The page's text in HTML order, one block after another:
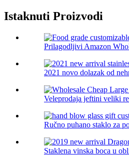
Istaknuti Proizvodi
Prilagodljivi Amazon
2021 novo dolazak od
Veleprodaja jeftini veliki
Ručno puhano staklo za
Staklena vinska boca u